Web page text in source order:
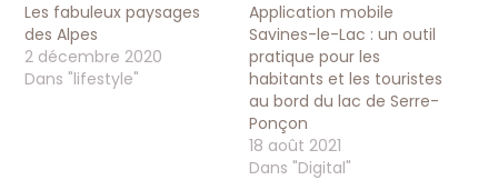
Les fabuleux paysages
des Alpes
2 décembre 2020
Dans "lifestyle"
Application mobile
Savines-le-Lac : un outil
pratique pour les
habitants et les touristes
au bord du lac de Serre-
Ponçon
18 août 2021
Dans "Digital"